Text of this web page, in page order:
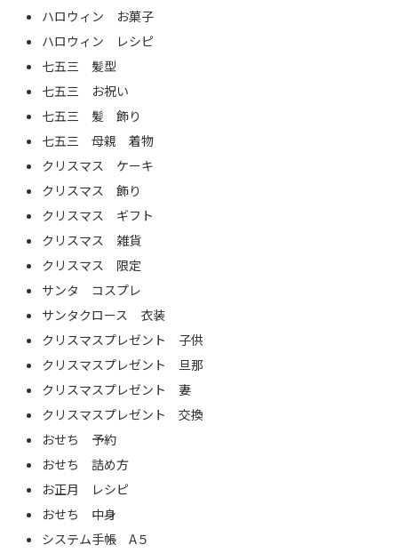
ハロウィン お菓子
ハロウィン レシピ
七五三 髪型
七五三 お祝い
七五三 髪 飾り
七五三 母親 着物
クリスマス ケーキ
クリスマス 飾り
クリスマス ギフト
クリスマス 雑貨
クリスマス 限定
サンタ コスプレ
サンタクロース 衣装
クリスマスプレゼント 子供
クリスマスプレゼント 旦那
クリスマスプレゼント 妻
クリスマスプレゼント 交換
おせち 予約
おせち 詰め方
お正月 レシピ
おせち 中身
システム手帳 A５